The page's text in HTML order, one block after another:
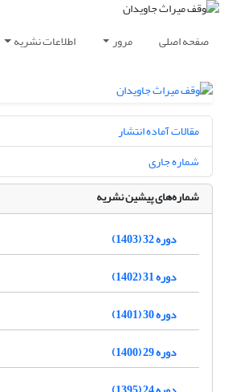
صفحه اصلی مرور اطلاعات نشریه
مقالات آماده انتشار
شماره جاری
شماره‌های پیشین نشریه
دوره 32 (1403)
دوره 31 (1402)
دوره 30 (1401)
دوره 29 (1400)